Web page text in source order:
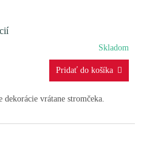
R
M
Skladom
dekorácie vrátane stromčeka.